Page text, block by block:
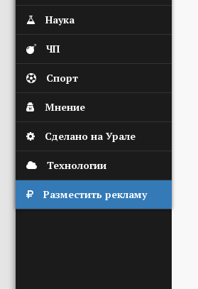
Наука
ЧП
Спорт
Мнение
Сделано на Урале
Технологии
Разместить рекламу